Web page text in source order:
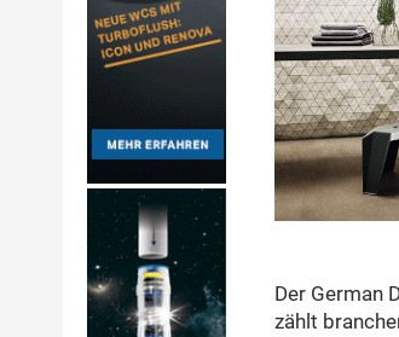
Der German
zählt